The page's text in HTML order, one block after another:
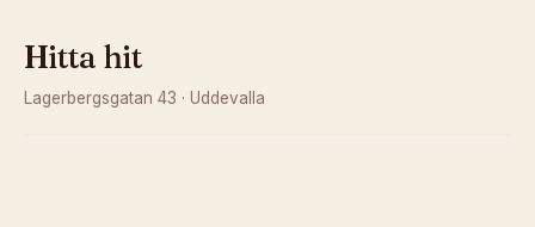
Hitta hit
Lagerbergsgatan 43 · Uddevalla